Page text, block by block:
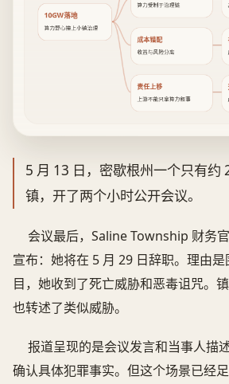
10GW落地
算力野心撞上小镇治理
算力受制于治理链
成本错配
收益与风险分离
责任上移
上游不能只拿算力叙事
5 月 13 日，密歇根州一个只有约
镇，开了两个小时公开会议。
会议最后，Saline Township 财务
宣布：她将在 5 月 29 日辞职。理由
目，她收到了死亡威胁和恶毒诅咒。
也转述了类似威胁。
报道呈现的是会议发言和当事人描
确认具体犯罪事实。但这个场景已经足